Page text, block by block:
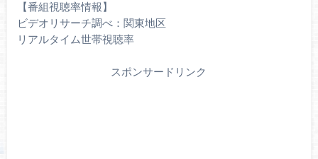
【番組視聴率情報】
ビデオリサーチ調べ：関東地区
リアルタイム世帯視聴率
スポンサードリンク